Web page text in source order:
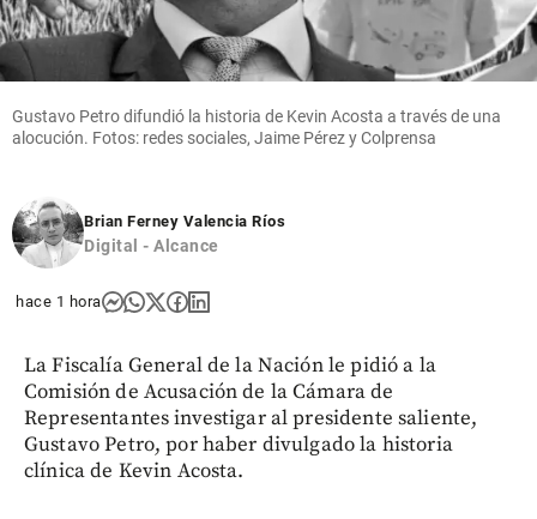
Gustavo Petro difundió la historia de Kevin Acosta a través de una
alocución. Fotos: redes sociales, Jaime Pérez y Colprensa
Brian Ferney Valencia Ríos
Digital - Alcance
hace 1 hora
La Fiscalía General de la Nación le pidió a la
Comisión de Acusación de la Cámara de
Representantes investigar al presidente saliente,
Gustavo Petro, por haber divulgado la historia
clínica de Kevin Acosta.